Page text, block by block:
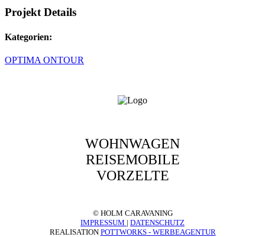
Projekt Details
Kategorien:
OPTIMA ONTOUR
WOHNWAGEN
REISEMOBILE
VORZELTE
© HOLM CARAVANING
IMPRESSUM | DATENSCHUTZ
REALISATION POTTWORKS - WERBEAGENTUR